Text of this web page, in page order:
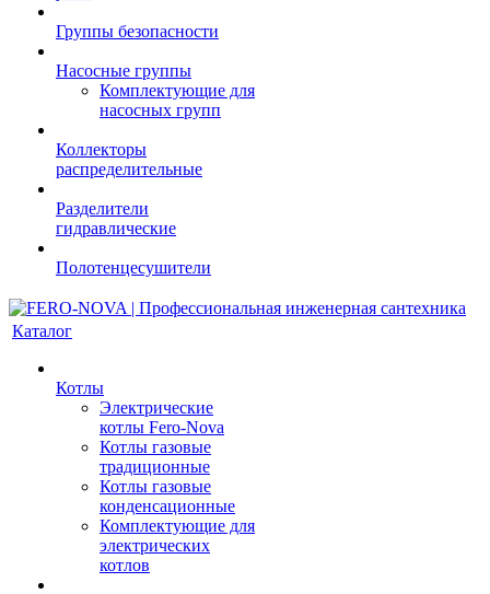
Группы безопасности
Насосные группы
Комплектующие для
насосных групп
Коллекторы
распределительные
Разделители
гидравлические
Полотенцесушители
Каталог
Котлы
Электрические
котлы Fero-Nova
Котлы газовые
традиционные
Котлы газовые
конденсационные
Комплектующие для
электрических
котлов